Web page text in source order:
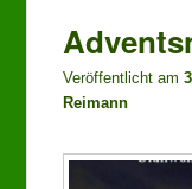
Veröffentlicht am
Reimann